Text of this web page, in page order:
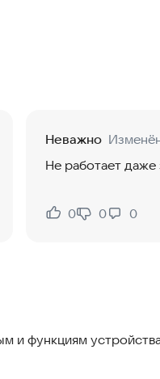
машину
просто оставить
Неважно
Не работает даже
Нравится:
0
Не нравится:
0 0
и функциям